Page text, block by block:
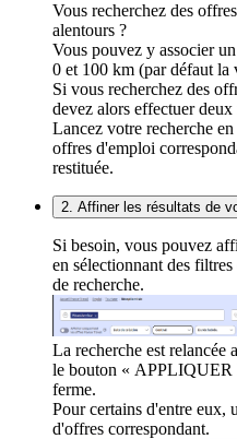
Vous recherchez des
alentours ?
Vous pouvez y associer
0 et 100 km (par défaut la
Si vous recherchez des
devez alors effectuer deux
Lancez votre recherche
offres d'emploi
restituée.
2. Affiner les résultats de
Si besoin, vous pouvez
en sélectionnant des filtres
de recherche.
La recherche est relancée
le bouton «
ferme.
Pour certains d'entre eux,
d'offres correspondant.